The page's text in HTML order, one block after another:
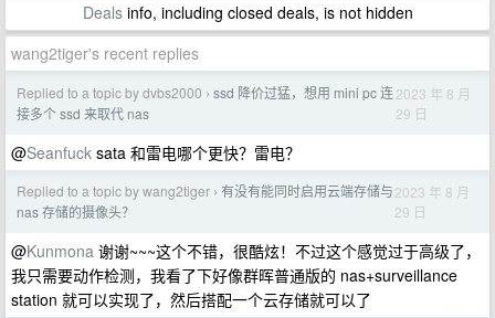
Dealsinfo, including closed deals, is not hidden
wang2tiger's recent replies
Replied to a topic by dvbs2000 › ssd 降价过猛，想用 mini pc 连
接多个 ssd 来取代 nas
2023 年 8 月
29 日
@Seanfuck sata 和雷电哪个更快？雷电？
Replied to a topic by wang2tiger › 有没有能同时启用云端存储与
nas 存储的摄像头？
2023 年 8 月
29 日
@Kunmona 谢谢~~~这个不错，很酷炫！不过这个感觉过于高级了，
我只需要动作检测，我看了下好像群晖普通版的 nas+surveillance
station 就可以实现了，然后搭配一个云存储就可以了